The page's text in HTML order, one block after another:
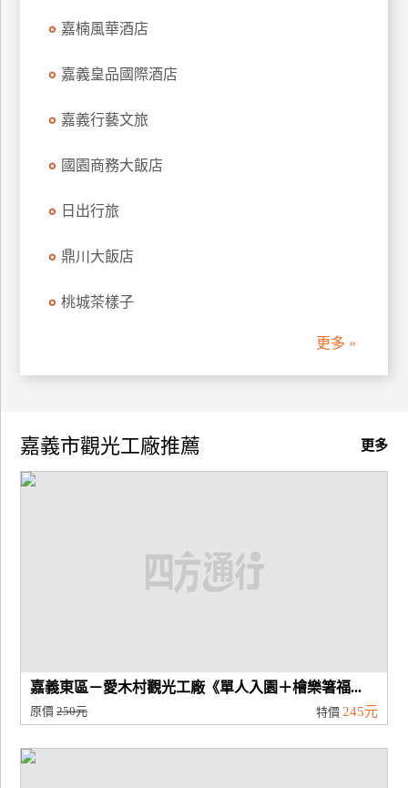
廠
合
品
宣
傳
嘉楠風華酒店
嘉義皇品國際酒店
嘉義行藝文旅
國園商務大飯店
日出行旅
鼎川大飯店
桃城茶樣子
更多 »
更多
嘉義市觀光工廠推薦
嘉義東區－愛木村觀光工廠《單人入園＋檜樂箸福...
原價250元 特價 245元